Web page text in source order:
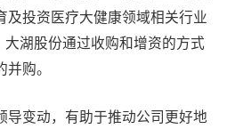
及投资医疗大健康领域相关行业
湖股份通过收购和增资的方式
购。
导变动，有助于推动公司更好地